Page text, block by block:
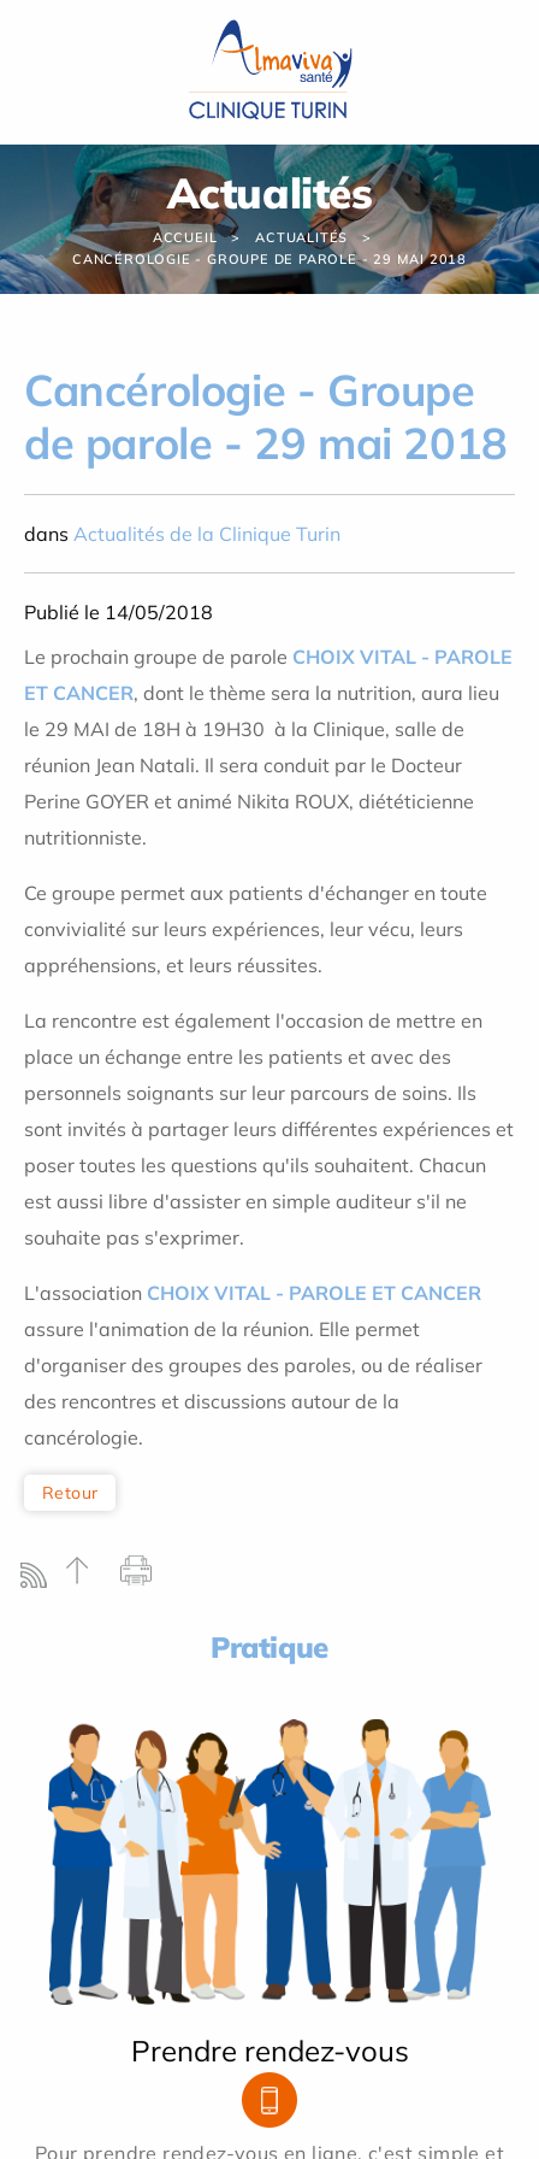
Actualités
ACCUEIL
ACTUALITÉS
CANCÉROLOGIE - GROUPE DE PAROLE - 29 MAI 2018
Cancérologie - Groupe
de parole - 29 mai 2018
dans Actualités de la Clinique Turin
Publié le 14/05/2018
Le prochain groupe de parole CHOIX VITAL - PAROLE
ET CANCER, dont le thème sera la nutrition, aura lieu
le 29 MAI de 18H à 19H30 à la Clinique, salle de
réunion Jean Natali. Il sera conduit par le Docteur
Perine GOYER et animé Nikita ROUX, diététicienne
nutritionniste.
Ce groupe permet aux patients d'échanger en toute
convivialité sur leurs expériences, leur vécu, leurs
appréhensions, et leurs réussites.
La rencontre est également l'occasion de mettre en
place un échange entre les patients et avec des
personnels soignants sur leur parcours de soins. Ils
sont invités à partager leurs différentes expériences et
poser toutes les questions qu'ils souhaitent. Chacun
est aussi libre d'assister en simple auditeur s'il ne
souhaite pas s'exprimer.
L'association CHOIX VITAL - PAROLE ET CANCER
assure l'animation de la réunion. Elle permet
d'organiser des groupes des paroles, ou de réaliser
des rencontres et discussions autour de la
cancérologie.
Retour
Pratique
Prendre rendez-vous
Pour prendre rendez-vous en ligne, c'est simple et
Panneau de gestion des cookies